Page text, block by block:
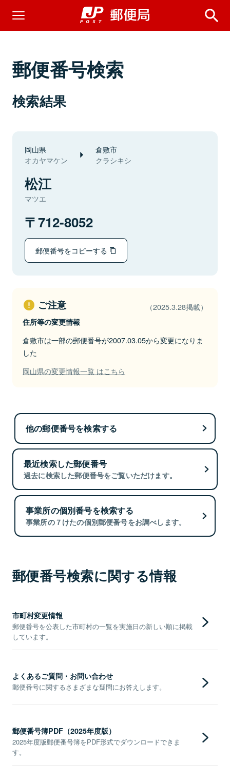
郵便番号検索
検索結果
岡山県
オカヤマケン
倉敷市
クラシキシ
松江
マツエ
712-8052
郵便番号をコピーする
ご注意 （2025.3.28掲載）
住所等の変更情報
倉敷市は一部の郵便番号が2007.03.05から変更になりま
した
岡山県の変更情報一覧 はこちら
他の郵便番号を検索する
最近検索した郵便番号
過去に検索した郵便番号をご覧いただけます。
事業所の個別番号を検索する
事業所の７けたの個別郵便番号をお調べします。
郵便番号検索に関する情報
市町村変更情報
郵便番号を公表した市町村の一覧を実施日の新しい順に掲載
しています。
よくあるご質問・お問い合わせ
郵便番号に関するさまざまな疑問にお答えします。
郵便番号簿PDF（2025年度版）
2025年度版郵便番号簿をPDF形式でダウンロードできま
す。